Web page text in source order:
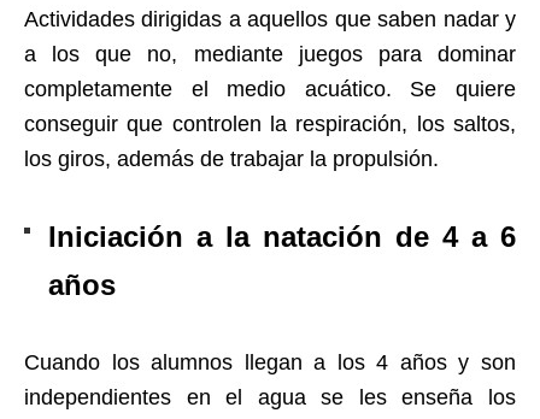
Actividades dirigidas a aquellos que saben nadar y
a los que no, mediante juegos para dominar
completamente el medio acuático. Se quiere
conseguir que controlen la respiración, los saltos,
los giros, además de trabajar la propulsión.
Iniciación a la natación de 4 a 6
años
Cuando los alumnos llegan a los 4 años y son
independientes en el agua se les enseña los